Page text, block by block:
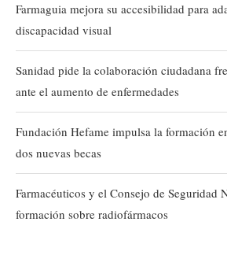
Farmaguia mejora su accesibilidad para
discapacidad visual
Sanidad pide la colaboración ciudadana
ante el aumento de enfermedades
Fundación Hefame impulsa la formación
dos nuevas becas
Farmacéuticos y el Consejo de Seguridad
formación sobre radiofármacos